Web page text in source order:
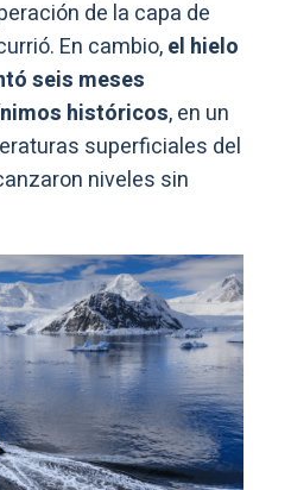
de la capa de
En cambio,el hielo
seis meses
históricos, en un
superficiales del
niveles sin